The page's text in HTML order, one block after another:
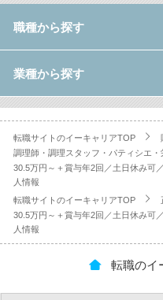
職種から探す
業種から探す
転職サイトのイーキャリアTOP
調理師・調理スタッフ・パティシエ・
30.5万円～＋賞与年2回／土日休み可
人情報
転職サイトのイーキャリアTOP
30.5万円～＋賞与年2回／土日休み可
人情報
転職のイ